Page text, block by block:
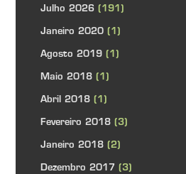
Julho 2026(191)
Janeiro 2020(1)
Agosto 2019(1)
Maio 2018(1)
Abril 2018(1)
Fevereiro 2018(3)
Janeiro 2018(2)
Dezembro 2017 (3)